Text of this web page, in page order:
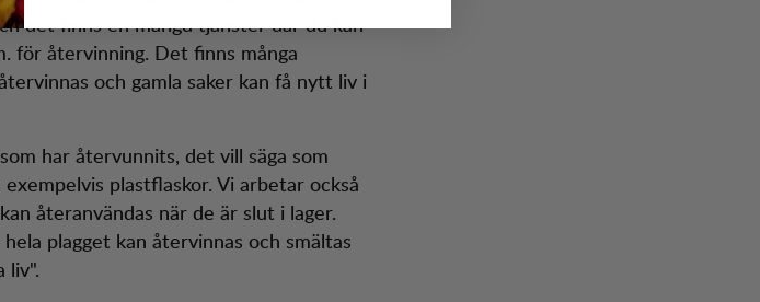
det finns en mängd tjänster där du kan
för återvinning. Det finns många
och gamla saker kan få nytt liv i
har återvunnits, det vill säga som
plastflaskor. Vi arbetar också
återanvändas när de är slut i lager.
plagget kan återvinnas och smältas
liv".